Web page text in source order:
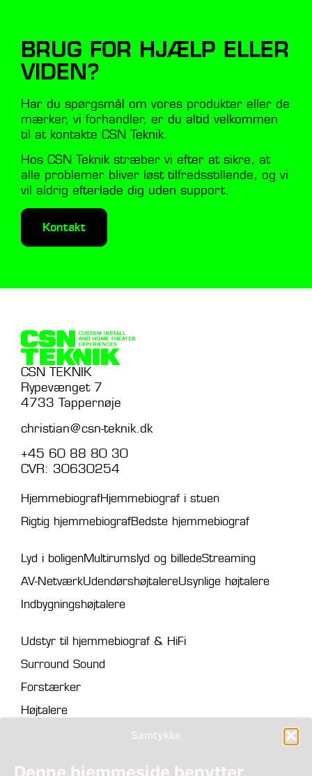
Samtykke
Denne hjemmeside benytter
BRUG FOR HJÆLP ELLER
VIDEN?
Har du spørgsmål om vores produkter eller de
mærker, vi forhandler, er du altid velkommen
til at kontakte CSN Teknik.
Hos CSN Teknik stræber vi efter at sikre, at
alle problemer bliver løst tilfredsstillende, og vi
vil aldrig efterlade dig uden support.
Kontakt
CSN TEKNIK
Rypevænget 7
4733 Tappernøje
christian@csn-teknik.dk
+45 60 88 80 30
CVR: 30630254
HjemmebiografHjemmebiograf i stuen
Rigtig hjemmebiografBedste hjemmebiograf
Lyd i boligenMultirumslyd og billedeStreaming
AV-NetværkUdendørshøjtalereUsynlige højtalere
Indbygningshøjtalere
Udstyr til hjemmebiograf & HiFi
Surround Sound
Forstærker
Højtalere